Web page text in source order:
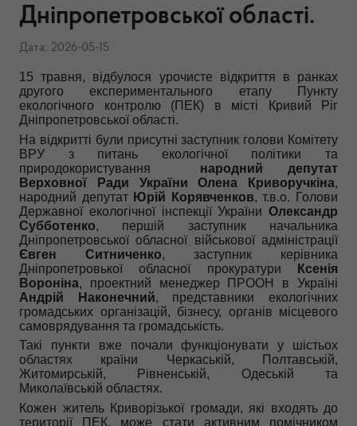
Дніпропетровської області.
Дата: 2026-05-15
15 травня, відбулося урочисте відкриття в ранках
другого експериментального етапуПункту
екологічного контролю (ПЕК) в місті
Кривий Ріг
Дніпропетровської області.
На відкритті були присутнізаступник голови Комітету
ВРУ з питань екологічної політики та
природокористування
народний депутат
Верховної Ради УкраїниОлена Криворучкіна,
народний депутат Юрій Корявченков,т.в.о. Голови
Державної екологічної інспекції України Олександр
Субботенко, першій заступник начальника
Дніпропетровськоїобласної військової адміністрації
Євген Ситниченко, заступник керівника
Дніпропетровької обласної прокуратури
Ксенія
Вороніна, проектний менеджер ПРООН в Україні
Андрій Наконечний, представники екологічних
громадських організацій, бізнесу, органів місцевого
самоврядування та громадськість.
Такі пункти вже почали функціонувати у шістьох
областях країни Черкаській, Полтавській,
Житомирській, Рівненській, Одеській та
Миколаївській областях.
Кожен житель Криворізької громади, які входять до
території ПЕК, може стати активним помічником